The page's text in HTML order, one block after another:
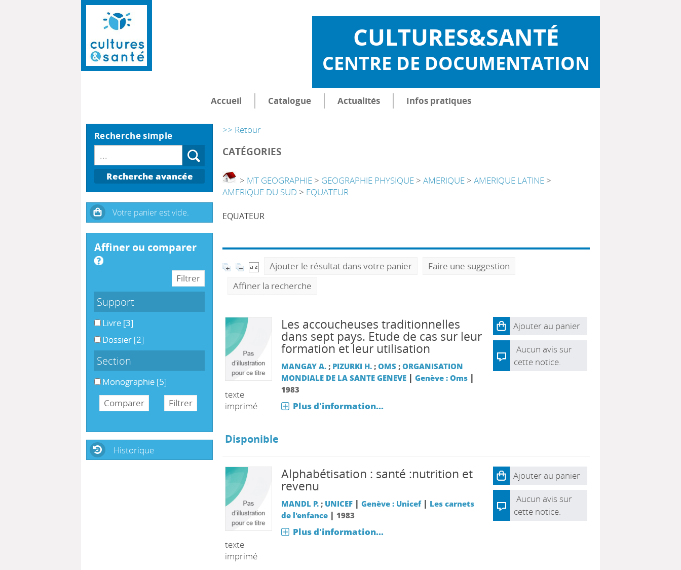
CULTURES&SANTÉ
CENTRE DE DOCUMENTATION
Accueil Catalogue Actualités Infos pratiques
>> Retour
CATÉGORIES
> MT GEOGRAPHIE > GEOGRAPHIE PHYSIQUE > AMERIQUE > AMERIQUE LATINE >
AMERIQUE DU SUD > EQUATEUR
EQUATEUR
Ajouter le résultat dans votre panier
Faire une suggestion
Affiner la recherche
texte
imprimé
Les accoucheuses traditionnelles
dans sept pays. Etude de cas sur leur
formation et leur utilisation
MANGAY A.; PIZURKI H.; OMS; ORGANISATION
MONDIALE DE LA SANTE GENEVE | Genève : Oms|
1983
Plus d'information...
Ajouter au panier
Aucun avis sur
cette notice.
Disponible
texte
imprimé
Alphabétisation : santé :nutrition et
revenu
MANDL P.; UNICEF | Genève : Unicef| Les carnets
de l'enfance| 1983
Plus d'information...
Ajouter au panier
Aucun avis sur
cette notice.
Recherche simple
Recherche avancée
affiner ou comparer
Support
Livre [3]
Dossier [2]
Section
Monographie [5]
Historique